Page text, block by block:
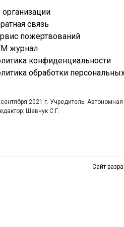
связь
пожертвований
журнал
конфиденциальности
обработки
2021 г. Учредитель: Автономная
Шевчук С.Г.
Сайт